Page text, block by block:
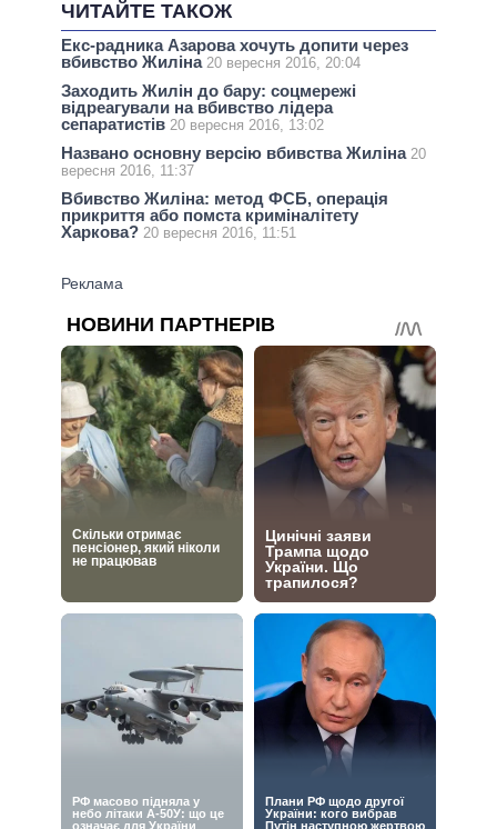
ЧИТАЙТЕ ТАКОЖ
Екс-радника Азарова хочуть допити через
вбивство Жиліна 20 вересня 2016, 20:04
Заходить Жилін до бару: соцмережі
відреагували на вбивство лідера
сепаратистів 20 вересня 2016, 13:02
Названо основну версію вбивства Жиліна 20
вересня 2016, 11:37
Вбивство Жиліна: метод ФСБ, операція
прикриття або помста криміналітету
Харкова? 20 вересня 2016, 11:51